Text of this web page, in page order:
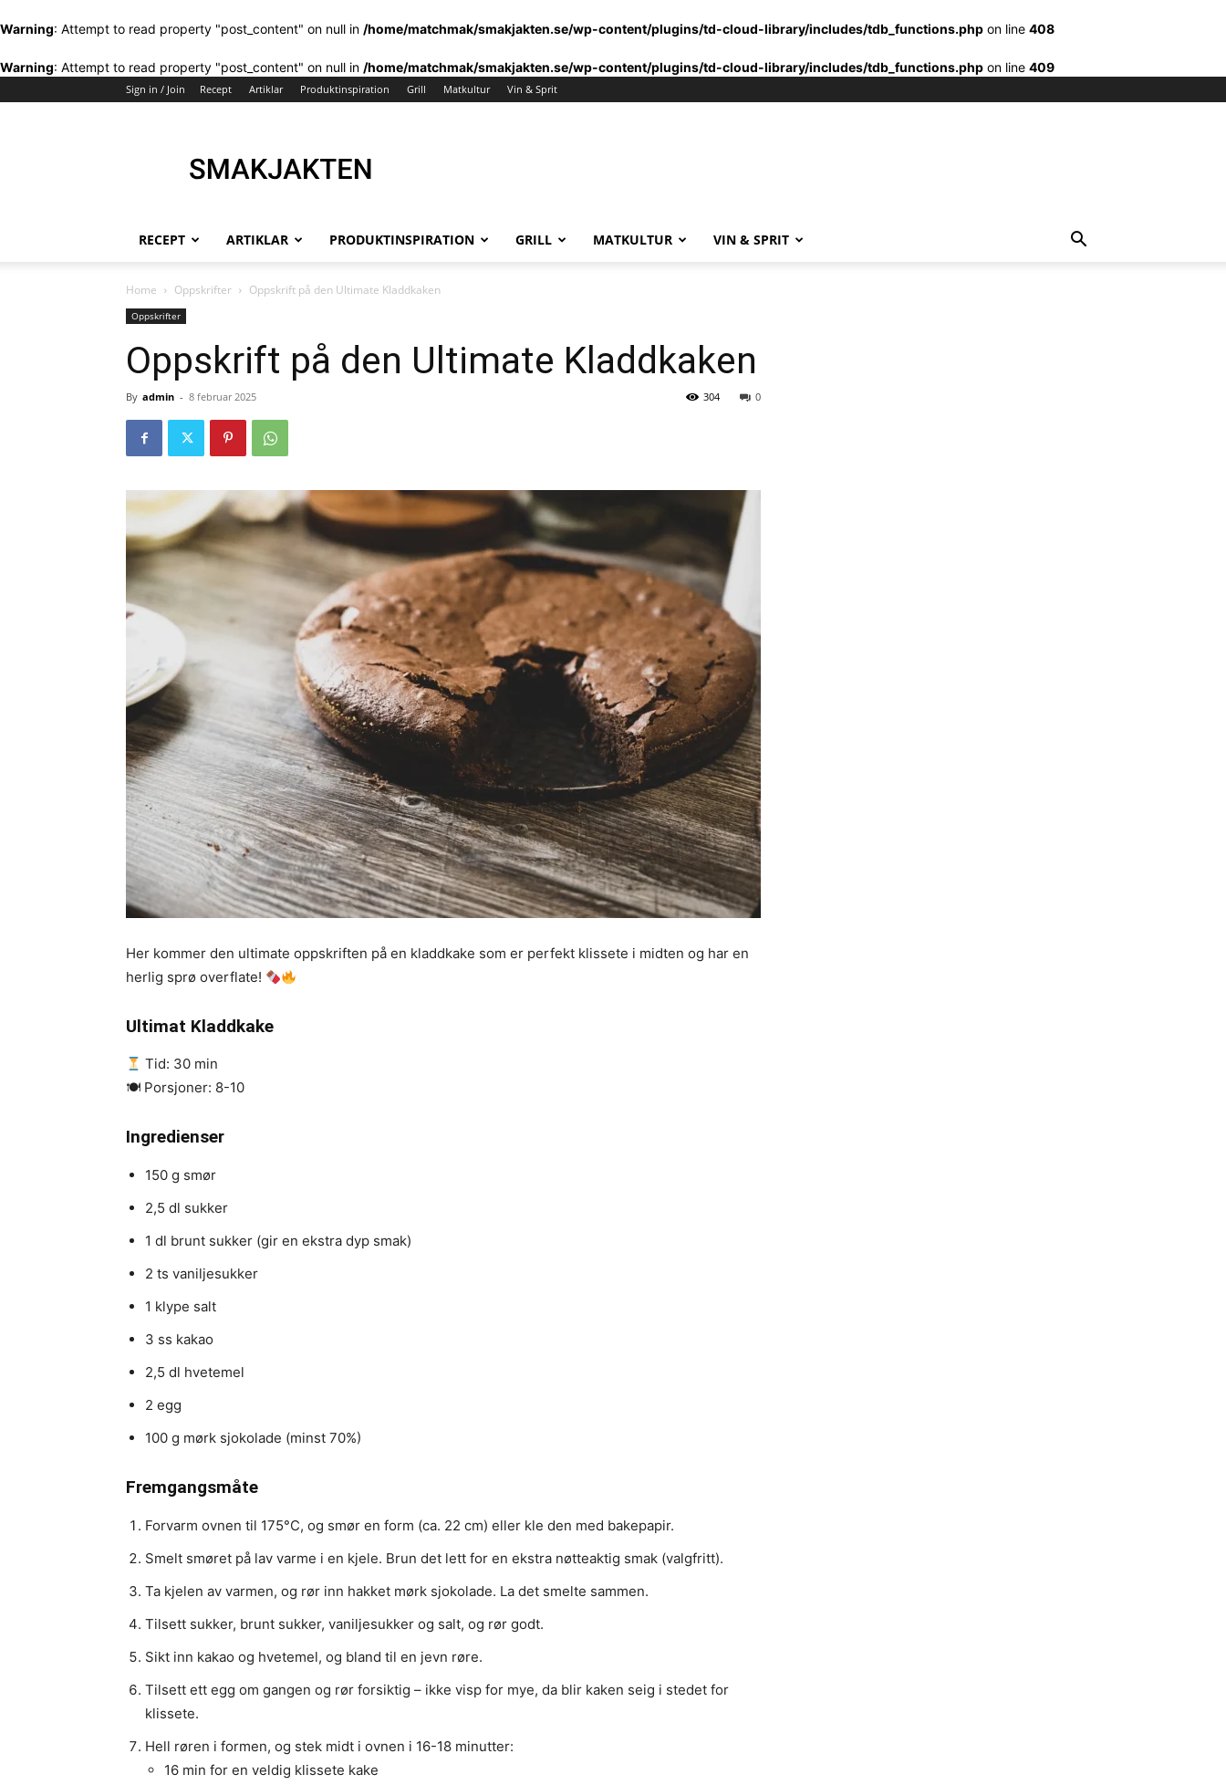
Warning: Attempt to read property "post_content" on null in /home/matchmak/smakjakten.se/wp-content/plugins/td-cloud-library/includes/tdb_functions.php on line 408
Warning: Attempt to read property "post_content" on null in /home/matchmak/smakjakten.se/wp-content/plugins/td-cloud-library/includes/tdb_functions.php on line 409
Sign in / Join Recept Artiklar Produktinspiration Grill Matkultur Vin & Sprit
–
Din
köksinspirationssida
RECEPT ARTIKLAR PRODUKTINSPIRATION GRILL MATKULTUR VIN & SPRIT
Home Oppskrifter Oppskrift på den Ultimate Kladdkaken
Oppskrifter
Oppskrift på den Ultimate Kladdkaken
By admin - 8 februar 2025 0
304
Her kommer den ultimate oppskriften på en kladdkake som er perfekt klissete i midten og har en
herlig sprø overflate!
Ultimat Kladdkake
Tid: 30 min
🍽 Porsjoner: 8-10
Ingredienser
150 g smør
2,5 dl sukker
1 dl brunt sukker (gir en ekstra dyp smak)
2 ts vaniljesukker
1 klype salt
3 ss kakao
2,5 dl hvetemel
2 egg
100 g mørk sjokolade (minst 70%)
Fremgangsmåte
Forvarm ovnen til 175°C, og smør en form (ca. 22 cm) eller kle den med bakepapir.
Smelt smøret på lav varme i en kjele. Brun det lett for en ekstra nøtteaktig smak (valgfritt).
Ta kjelen av varmen, og rør inn hakket mørk sjokolade. La det smelte sammen.
Tilsett sukker, brunt sukker, vaniljesukker og salt, og rør godt.
Sikt inn kakao og hvetemel, og bland til en jevn røre.
Tilsett ett egg om gangen og rør forsiktig – ikke visp for mye, da blir kaken seig i stedet for
klissete.
Hell røren i formen, og stek midt i ovnen i 16-18 minutter:
16 min for en veldig klissete kake